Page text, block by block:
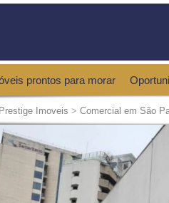
prontos para morar
Imoveis > Comercial em São